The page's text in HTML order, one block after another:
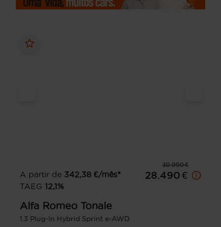
30.990 €
A partir de 342,38 €/mês*
TAEG 12,1%
28.490 €
Alfa Romeo Tonale
1.3 Plug-In Hybrid Sprint e-AWD